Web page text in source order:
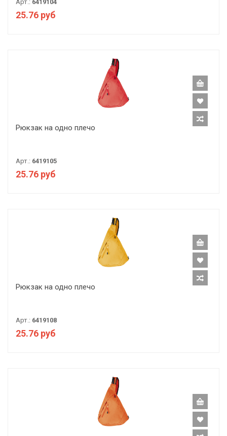
Арт.: 6419104
25.76 руб
Рюкзак на одно плечо
Арт.: 6419105
25.76 руб
Рюкзак на одно плечо
Арт.: 6419108
25.76 руб